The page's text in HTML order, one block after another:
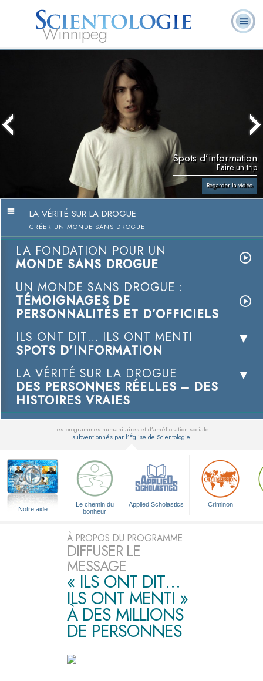
Winnipeg
Scientologie ?
Spots d’information
Faire un trip
Regarder la vidéo
LA VÉRITÉ SUR LA DROGUE
CRÉER UN MONDE SANS DROGUE
LA FONDATION POUR UN
MONDE SANS DROGUE
UN MONDE SANS DROGUE :
TÉMOIGNAGES DE
PERSONNALITÉS ET D’OFFICIELS
ILS ONT DIT… ILS ONT MENTI
SPOTS D’INFORMATION
LA VÉRITÉ SUR LA DROGUE
DES PERSONNES RÉELLES – DES
HISTOIRES VRAIES
Les programmes humanitaires et d’amélioration sociale
subventionnés par l’Église de Scientologie
Notre aide
Le chemin du
bonheur
Applied Scholastics Criminon
À PROPOS DU PROGRAMME
DIFFUSER LE
MESSAGE
« ILS ONT DIT…
ILS ONT MENTI »
À DES MILLIONS
DE PERSONNES